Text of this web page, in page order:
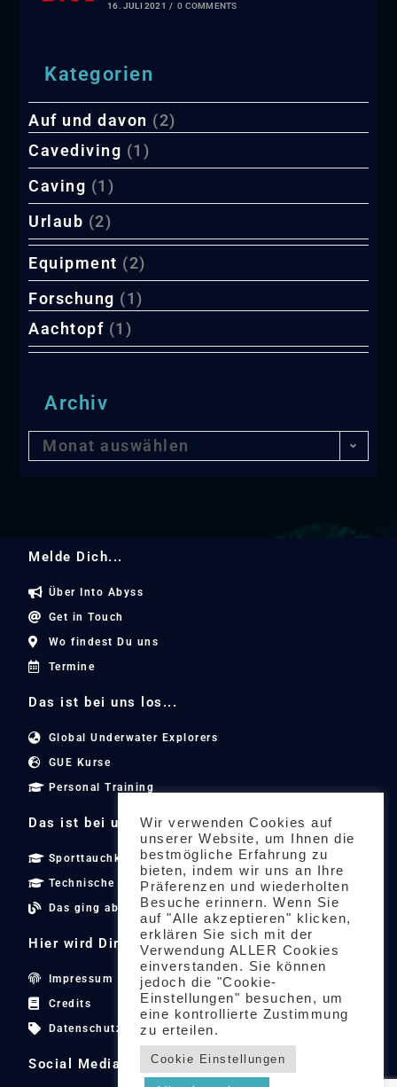
16. JULI 2021 / 0 COMMENTS
Kategorien
Auf und davon (2)
Cavediving (1)
Caving (1)
Urlaub (2)
Equipment (2)
Forschung (1)
Aachtopf (1)
Archiv
Monat auswählen
Melde Dich...
Über Into Abyss
Get in Touch
Wo findest Du uns
Termine
Das ist bei uns los...
Global Underwater Explorers
GUE Kurse
Personal Training
Das ist bei uns los...
Sporttauchkurse
Technische Tauchkurse
Das ging ab
Hier wird Dir geholfen...
Impressum
Credits
Datenschutzerklärung
Social Media
Wir verwenden Cookies auf
unserer Website, um Ihnen die
bestmögliche Erfahrung zu
bieten, indem wir uns an Ihre
Präferenzen und wiederholten
Besuche erinnern. Wenn Sie
auf "Alle akzeptieren" klicken,
erklären Sie sich mit der
Verwendung ALLER Cookies
einverstanden. Sie können
jedoch die "Cookie-
Einstellungen" besuchen, um
eine kontrollierte Zustimmung
zu erteilen.
Cookie Einstellungen